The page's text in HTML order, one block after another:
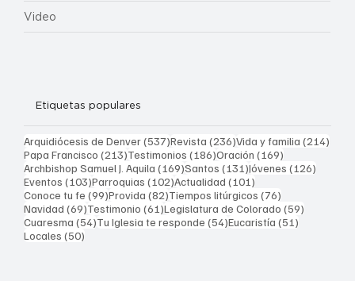
Video
Etiquetas populares
Arquidiócesis de Denver(537)537 entradas
Revista (236)236 entradas
Vida y familia (214)
Papa Francisco (213)213 entradas
Testimonios (186)186 entradas
Oración (169)
Archbishop Samuel J. Aquila (169)169 entradas
Santos (131)131 entradas
Jóvenes (126)
Eventos (103)103 entradas
Parroquias (102)102 entradas
Actualidad (101)
Conoce tu fe (99)99 entradas
Provida (82)82 entradas
Tiempos litúrgicos (76)
Navidad (69)69 entradas
Testimonio (61)61 entradas
Legislatura de Colorado (59)
Cuaresma (54)54 entradas
Tu Iglesia te responde (54)54 entradas
Eucaristía (51)
Locales (50)